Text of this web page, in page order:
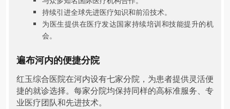
持续引进全球先进医疗知识和前沿技术。
为医生提供在医疗发达国家持续培训和技能提升的机
会。
遍布河内的便捷分院
红玉综合医院在河内设有七家分院，为患者提供灵活便
捷的就诊选择。每家分院均保持同样的高标准服务、专
业医疗团队和先进技术。